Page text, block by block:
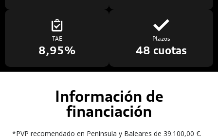
TAE
8,95%
Plazos
48 cuotas
Información de
financiación
*PVP recomendado en Península y Baleares de 39.100,00 €.